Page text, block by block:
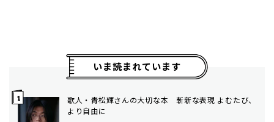
いま読まれています
歌人・青松輝さんの大切な本 斬新な表現 よむたび、
より自由に